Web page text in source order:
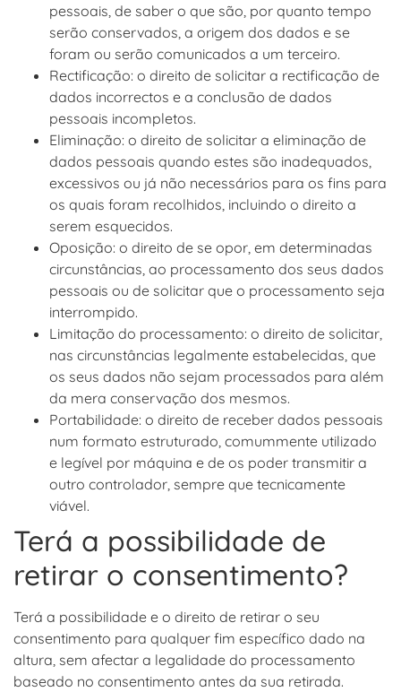
pessoais, de saber o que são, por quanto tempo
serão conservados, a origem dos dados e se
foram ou serão comunicados a um terceiro.
Rectificação: o direito de solicitar a rectificação de
dados incorrectos e a conclusão de dados
pessoais incompletos.
Eliminação: o direito de solicitar a eliminação de
dados pessoais quando estes são inadequados,
excessivos ou já não necessários para os fins para
os quais foram recolhidos, incluindo o direito a
serem esquecidos.
Oposição: o direito de se opor, em determinadas
circunstâncias, ao processamento dos seus dados
pessoais ou de solicitar que o processamento seja
interrompido.
Limitação do processamento: o direito de solicitar,
nas circunstâncias legalmente estabelecidas, que
os seus dados não sejam processados para além
da mera conservação dos mesmos.
Portabilidade: o direito de receber dados pessoais
num formato estruturado, comummente utilizado
e legível por máquina e de os poder transmitir a
outro controlador, sempre que tecnicamente
viável.
Terá a possibilidade de
retirar o consentimento?
Terá a possibilidade e o direito de retirar o seu
consentimento para qualquer fim específico dado na
altura, sem afectar a legalidade do processamento
baseado no consentimento antes da sua retirada.